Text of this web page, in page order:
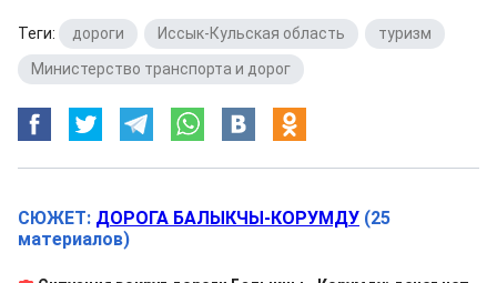
Теги: дороги Иссык-Кульская область туризм
Министерство транспорта и дорог
СЮЖЕТ: ДОРОГА БАЛЫКЧЫ-КОРУМДУ (25
материалов)